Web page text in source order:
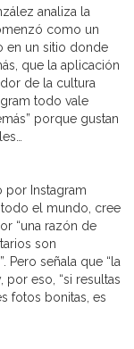
analiza la
como un
en un sitio donde
que la aplicación
de la cultura
todo vale
porque gustan
por Instagram
el mundo, cree
“una razón de
son
Pero señala que “la
por eso, “si resultas
fotos bonitas, es